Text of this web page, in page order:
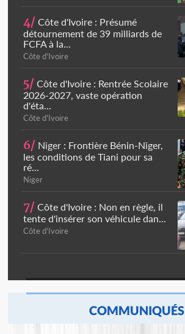
4/ Côte d'Ivoire : Présumé
détournement de 39 milliards de
FCFA à la...
Côte d'Ivoire
5/ Côte d'Ivoire : Rentrée Scolaire
2026-2027, vaste opération
d'éta...
Côte d'Ivoire
6/ Niger : Frontière Bénin-Niger,
les conditions de Tiani pour sa
ré...
Niger
7/ Côte d'Ivoire : Non en règle, il
tente d'insérer son véhicule dan...
Côte d'Ivoire
COMMUNIQUÉS